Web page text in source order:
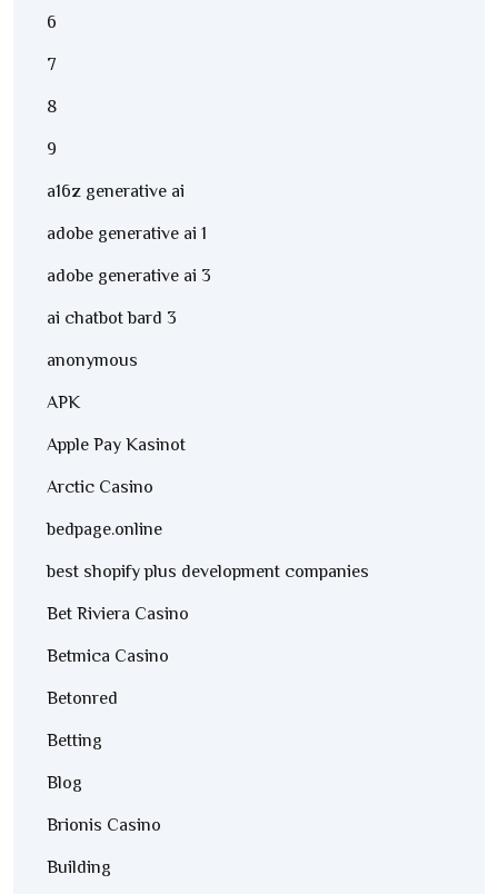
6
7
8
9
a16z generative ai
adobe generative ai 1
adobe generative ai 3
ai chatbot bard 3
anonymous
APK
Apple Pay Kasinot
Arctic Casino
bedpage.online
best shopify plus development companies
Bet Riviera Casino
Betmica Casino
Betonred
Betting
Blog
Brionis Casino
Building